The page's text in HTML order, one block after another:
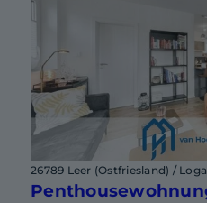
26789 Leer (Ostfriesland) / Loga